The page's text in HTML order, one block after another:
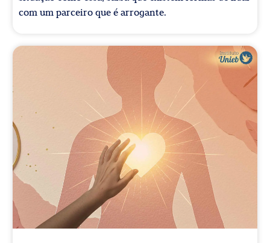
com um parceiro que é arrogante.